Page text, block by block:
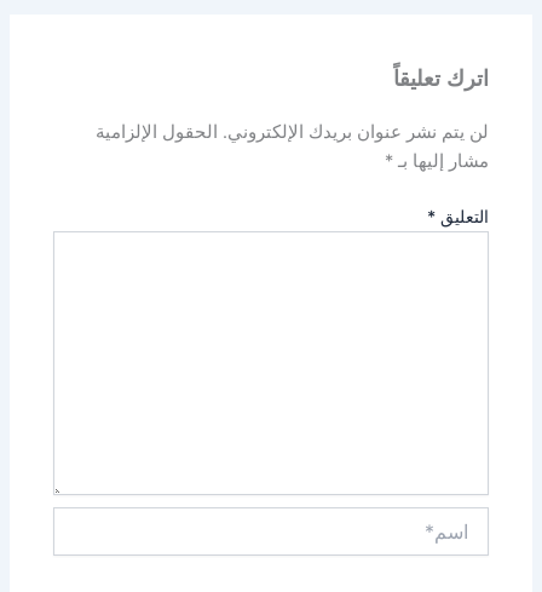
اترك تعليقاً
لن يتم نشر عنوان بريدك الإلكتروني. الحقول الإلزامية
مشار إليها بـ*
التعليق*